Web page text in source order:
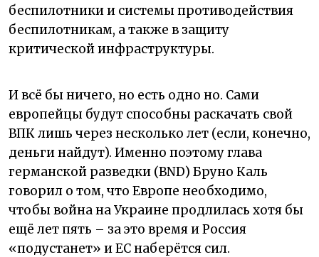
беспилотники и системы противодействия
беспилотникам, а также в защиту
критической инфраструктуры.
И всё бы ничего, но есть одно но. Сами
европейцы будут способны раскачать свой
ВПК лишь через несколько лет (если, конечно,
деньги найдут). Именно поэтому глава
германской разведки (BND) Бруно Каль
говорил о том, что Европе необходимо,
чтобы война на Украине продлилась хотя бы
ещё лет пять – за это время и Россия
«подустанет» и ЕС наберётся сил.